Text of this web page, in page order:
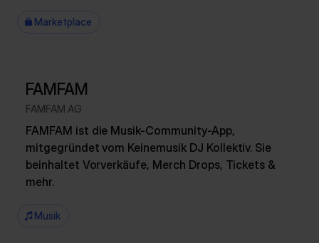
Marketplace
FAMFAM
FAMFAM AG
FAMFAM ist die Musik-Community-App,
mitgegründet vom Keinemusik DJ Kollektiv. Sie
beinhaltet Vorverkäufe, Merch Drops, Tickets &
mehr.
Musik